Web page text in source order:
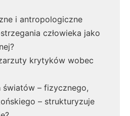
i antropologiczne
człowieka jako
krytyków wobec
– fizycznego,
– strukturyzuje